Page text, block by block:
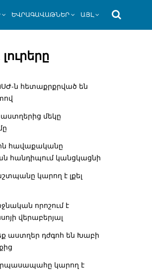
ԵՎՐԱԳԱՎԱԹՆԵՐ ԱՅԼ
լուրերը
ն հետաքրքրված են
մեկը
հավաքականը
հանդիպում կանցկացնի
կարող է լքել
որոշում է
վերաբերյալ
աստղեր դժգոհ են Խաբի
կարող է